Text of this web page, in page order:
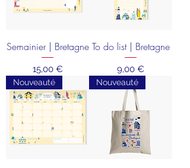
Semainier | Bretagne
Prix
15,00 €
To do list | Bretagne
Prix
9,00 €
Nouveauté Nouveauté